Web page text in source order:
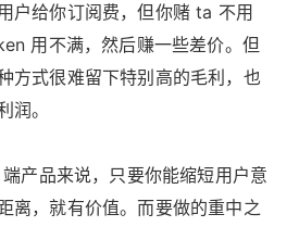
户给你订阅费，但你赌 ta 不用
用不满，然后赚一些差价。但
方式很难留下特别高的毛利，也
润。
产品来说，只要你能缩短用户意
离，就有价值。而要做的重中之